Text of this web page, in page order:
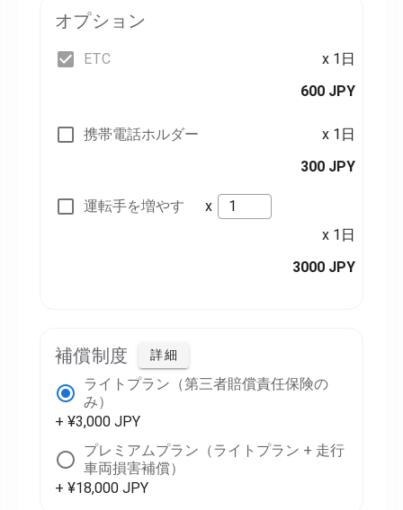
オプション
ETC
x 1日
600 JPY
携帯電話ホルダー
x 1日
300 JPY
運転手を増やす
x
x 1日
3000 JPY
補償制度 詳細
ライトプラン（第三者賠償責任保険の
み）
+ ¥3,000 JPY
プレミアムプラン（ライトプラン + 走行
車両損害補償）
+ ¥18,000 JPY